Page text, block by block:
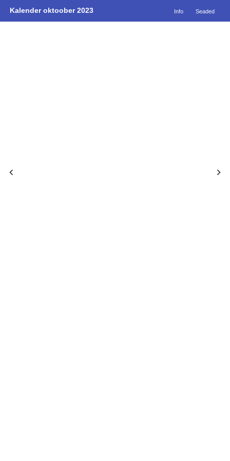
Kalender oktoober 2023 Info Seaded